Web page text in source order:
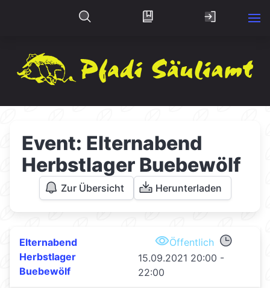
Event: Elternabend
Herbstlager Buebewölf
Zur Übersicht Herunterladen
Elternabend
Herbstlager
Buebewölf
Öffentlich
15.09.2021 20:00 -
22:00